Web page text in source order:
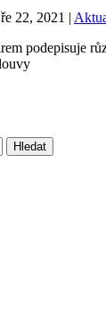
22, 2021 |
podepisuje